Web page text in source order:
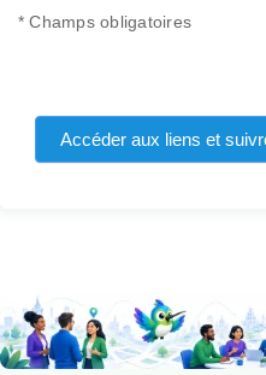
* Champs obligatoires
Accéder aux liens et